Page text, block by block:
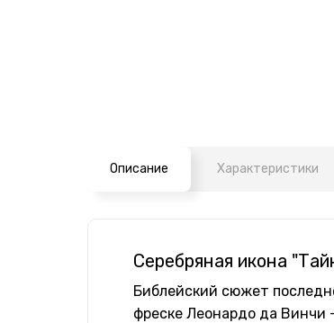
Описание Характеристики
Серебряная икона
Библейский сюжет
фреске Леонардо да Винчи